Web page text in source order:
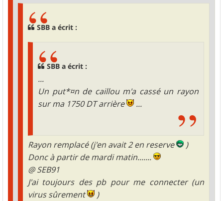
SBB a écrit :
SBB a écrit :
...
Un put*¤n de caillou m'a cassé un rayon
sur ma 1750 DT arrière
...
Rayon remplacé (j'en avait 2 en reserve
)
Donc à partir de mardi matin.......
@ SEB91
J'ai toujours des pb pour me connecter (un
virus sûrement
)